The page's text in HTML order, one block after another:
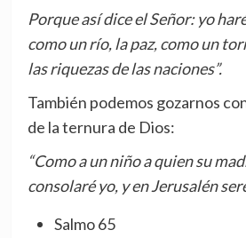
Porque así dice el Señor: yo
como un río, la paz, como un
las riquezas de las naciones”.
También podemos gozarnos
de la ternura de Dios:
“Como a un niño a quien su
consolaré yo, y en Jerusalén
Salmo 65